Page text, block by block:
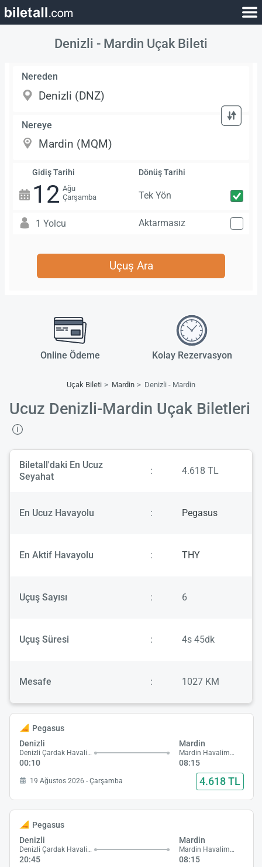
Denizli - Mardin Uçak Bileti
Nereden
Nereye
Gidiş Tarihi
12 Ağu
Çarşamba
Dönüş Tarihi
Tek Yön
1 Yolcu Aktarmasız
Uçuş Ara
Online Ödeme Kolay Rezervasyon
Uçak Bileti Mardin Denizli - Mardin
Ucuz Denizli-Mardin Uçak Biletleri
Biletall'daki En Ucuz
Seyahat
: 4.618 TL
En Ucuz Havayolu : Pegasus
En Aktif Havayolu : THY
Uçuş Sayısı : 6
Uçuş Süresi : 4s 45dk
Mesafe : 1027 KM
Pegasus
Denizli
Denizli Çardak Havalimanı
00:10
Mardin
Mardin Havalimanı
08:15
19 Ağustos 2026 - Çarşamba 4.618 TL
Pegasus
Denizli
Denizli Çardak Havalimanı
20:45
Mardin
Mardin Havalimanı
08:15